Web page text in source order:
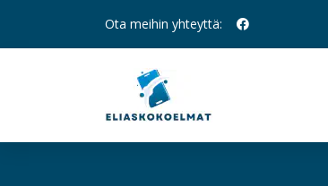
Ota meihin yhteyttä: